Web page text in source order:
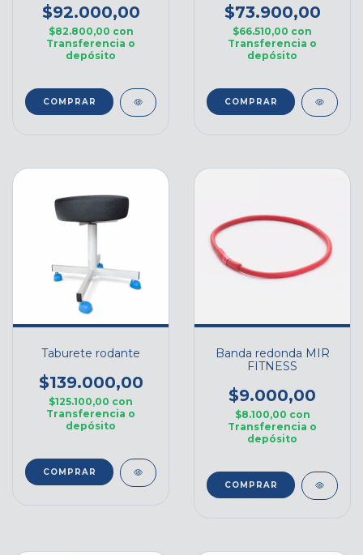
MCER01
$92.000,00
$82.800,00 con
Transferencia o
depósito
$73.900,00
$66.510,00 con
Transferencia o
depósito
Taburete rodante
$139.000,00
$125.100,00 con
Transferencia o
depósito
Banda redonda MIR
FITNESS
$9.000,00
$8.100,00 con
Transferencia o
depósito